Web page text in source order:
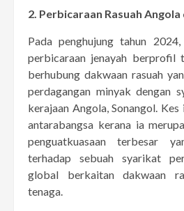
2. Perbicaraan Rasuah
Pada penghujung tahun
perbicaraan jenayah berprofil
berhubung dakwaan rasuah
perdagangan minyak dengan
kerajaan Angola, Sonangol.
antarabangsa kerana ia
penguatkuasaan terbesar
terhadap sebuah syarikat
global berkaitan dakwaan
tenaga.